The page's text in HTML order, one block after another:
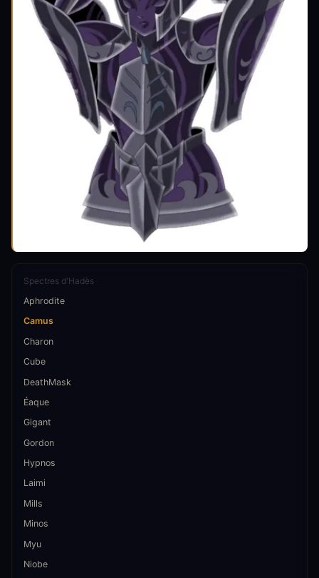
Spectres d'Hadès
Aphrodite
Camus
Charon
Cube
DeathMask
Éaque
Gigant
Gordon
Hypnos
Laimi
Mills
Minos
Myu
Niobe